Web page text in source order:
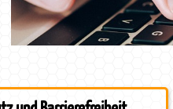
und Barrierefreiheit